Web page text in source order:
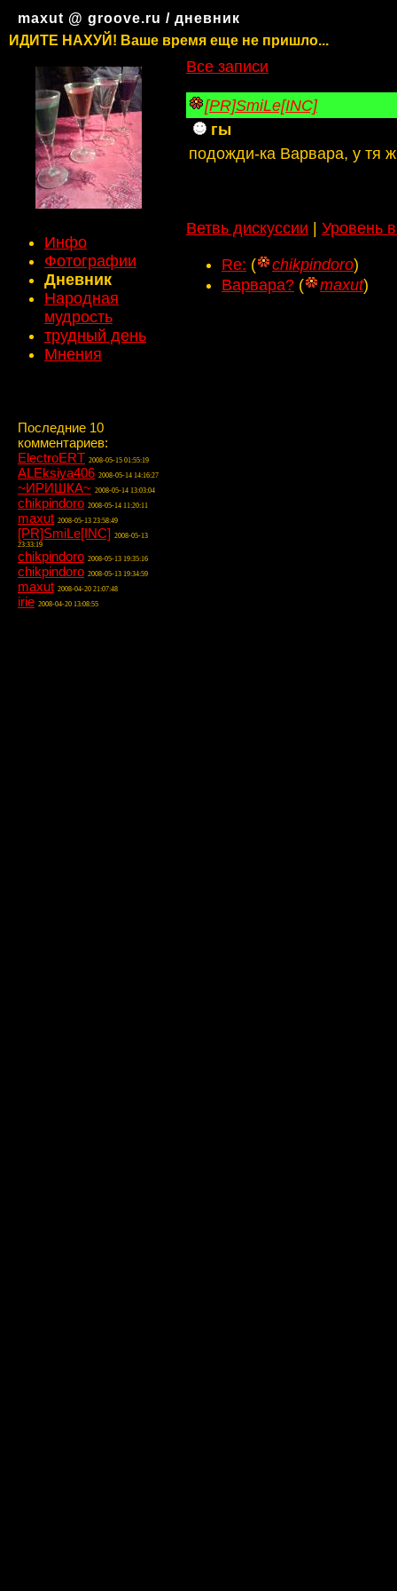
maxut @ groove.ru / дневник
ИДИТЕ НАХУЙ! Ваше время еще не пришло...
Инфо
Фотографии
Дневник
Народная
мудрость
трудный день
Мнения
Последние 10
комментариев:
ElectroERT 2008-05-15 01:55:19
ALEksiya406 2008-05-14 14:16:27
~ИРИШКА~ 2008-05-14 13:03:04
chikpindoro 2008-05-14 11:20:11
maxut 2008-05-13 23:58:49
[PR]SmiLe[INC] 2008-05-13
23:33:19
chikpindoro 2008-05-13 19:35:16
chikpindoro 2008-05-13 19:34:59
maxut 2008-04-20 21:07:48
irie 2008-04-20 13:08:55
Все записи
[PR]SmiLe[INC]
гы
подожди-ка Варвара, у тя
Ветвь дискуссии Уровень
Re: ( chikpindoro)
Варвара? ( maxut)